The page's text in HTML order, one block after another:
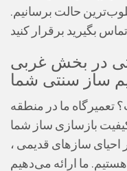
حالت برسانیم.
در بخش غربی
ساز سنتی شما
ما در منطقه
بازسازی ساز شما
احیای سازهای قدیمی ،
ما ارائه می‌دهیم